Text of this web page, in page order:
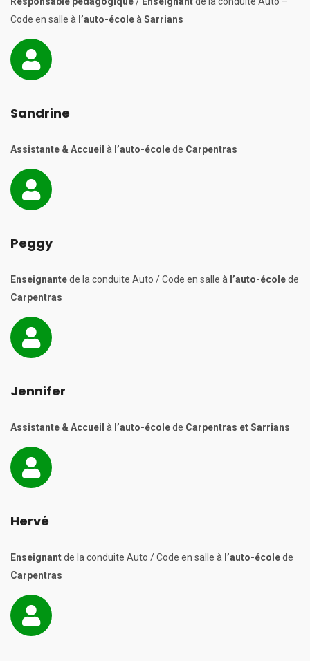
Code en salle à l’auto-écoleà Sarrians
Sandrine
Assistante & Accueil à l’auto-écolede Carpentras
Peggy
Enseignantede la conduite Auto / Code en salle à l’auto-écolede
Carpentras
Jennifer
Assistante & Accueil à l’auto-écolede Carpentras et Sarrians
Hervé
Enseignantde la conduite Auto / Code en salle à l’auto-écolede
Carpentras